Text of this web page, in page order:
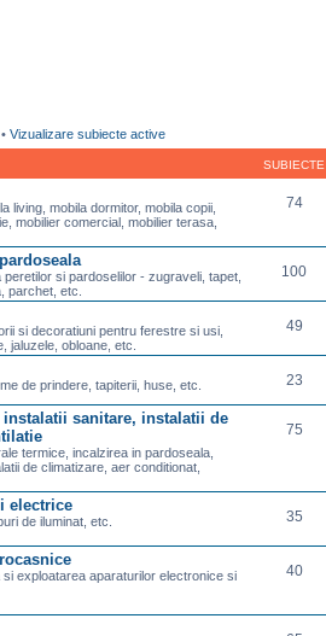
• Vizualizare subiecte active
SUBIECTE
living, mobila dormitor, mobila copii,
mobilier comercial, mobilier terasa,
74
si pardoselilor - zugraveli, tapet,
parchet, etc.
100
si decoratiuni pentru ferestre si usi,
jaluzele, obloane, etc.
49
de prindere, tapiterii, huse, etc. 23
sanitare, instalatii de
termice, incalzirea in pardoseala,
de climatizare, aer conditionat,
75
electrice
de iluminat, etc.
35
exploatarea aparaturilor electronice si
40